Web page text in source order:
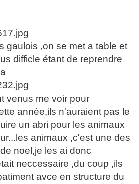
gaulois ,on se met a table et
difficle étant de reprendre
venus me voir pour
année,ils n'auraient pas le
un abri pour les animaux
animaux ,c'est une des
noel,je les ai donc
neccessaire ,du coup ,ils
avce en structure du